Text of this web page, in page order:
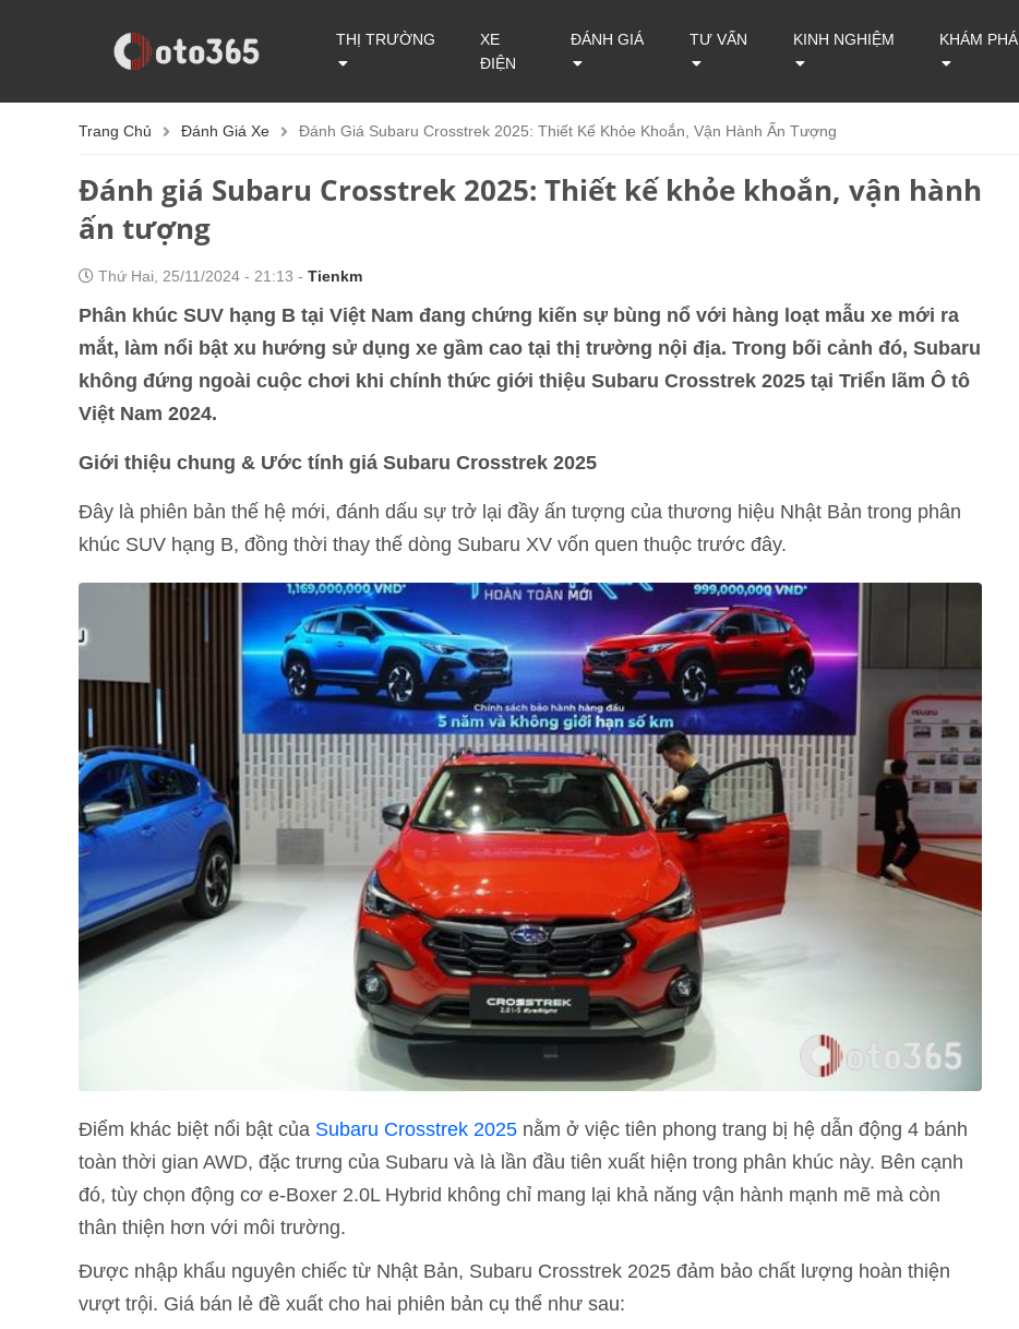
THỊ TRƯỜNG
XE
ĐIỆN
ĐÁNH GIÁ TƯ VẤN KINH NGHIỆM KHÁM PHÁ
Trang Chủ Đánh Giá Xe Đánh Giá Subaru Crosstrek 2025: Thiết Kế Khỏe Khoắn, Vận Hành Ấn Tượng
Đánh giá Subaru Crosstrek 2025: Thiết kế khỏe khoắn, vận hành
ấn tượng
Thứ Hai, 25/11/2024 - 21:13 - Tienkm
Phân khúc SUV hạng B tại Việt Nam đang chứng kiến sự bùng nổ với hàng loạt mẫu xe mới ra
mắt, làm nổi bật xu hướng sử dụng xe gầm cao tại thị trường nội địa. Trong bối cảnh đó, Subaru
không đứng ngoài cuộc chơi khi chính thức giới thiệu Subaru Crosstrek 2025 tại Triển lãm Ô tô
Việt Nam 2024.
Giới thiệu chung & Ước tính giá Subaru Crosstrek 2025
Đây là phiên bản thế hệ mới, đánh dấu sự trở lại đầy ấn tượng của thương hiệu Nhật Bản trong phân
khúc SUV hạng B, đồng thời thay thế dòng Subaru XV vốn quen thuộc trước đây.
Điểm khác biệt nổi bật của Subaru Crosstrek 2025 nằm ở việc tiên phong trang bị hệ dẫn động 4 bánh
toàn thời gian AWD, đặc trưng của Subaru và là lần đầu tiên xuất hiện trong phân khúc này. Bên cạnh
đó, tùy chọn động cơ e-Boxer 2.0L Hybrid không chỉ mang lại khả năng vận hành mạnh mẽ mà còn
thân thiện hơn với môi trường.
Được nhập khẩu nguyên chiếc từ Nhật Bản, Subaru Crosstrek 2025 đảm bảo chất lượng hoàn thiện
vượt trội. Giá bán lẻ đề xuất cho hai phiên bản cụ thể như sau: